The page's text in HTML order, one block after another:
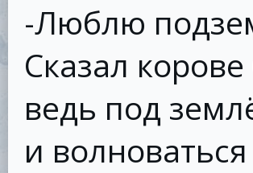
-Люблю
Сказал
ведь под
и